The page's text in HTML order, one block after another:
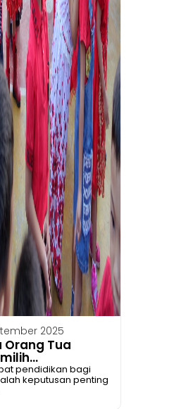
2025
Orang Tua
pendidikan bagi
keputusan penting